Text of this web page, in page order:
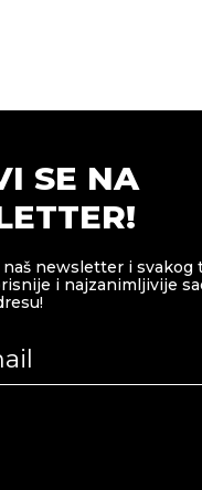
SE NA
newsletter i svakog
i najzanimljivije